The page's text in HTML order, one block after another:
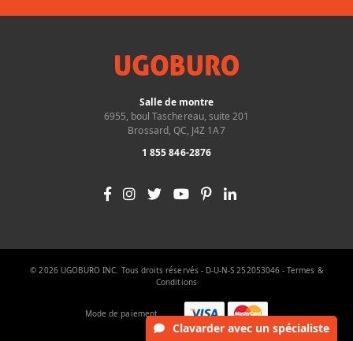
Salle de montre
6955, boul Taschereau, suite 201
Brossard, QC, J4Z 1A7
1 855 846-2876
© 2026 UGOBURO INC. Tous droits réservés - D-U-N-S 252053046 -Termes &
Conditions
Mode de paiement
Clavarder avec un spécialiste